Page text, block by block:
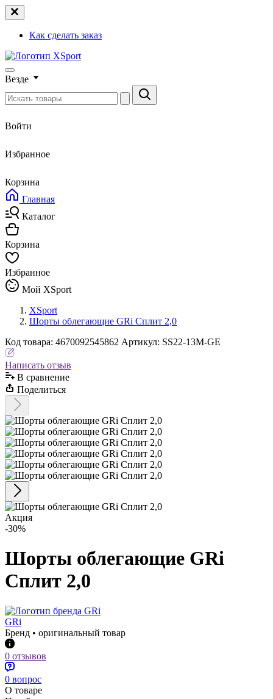
Как сделать заказ
Везде
Войти
Избранное
Корзина
Главная
Каталог
Корзина
Избранное
Мой XSport
XSport
Шорты облегающие GRi Сплит 2,0
Код товара: 4670092545862 Артикул: SS22-13M-GE
Написать отзыв
В сравнениe
Поделиться
Акция
-30%
Шорты облегающие GRi
Сплит 2,0
GRi
Бренд • оригинальный товар
0 отзывов
0 вопрос
О товаре